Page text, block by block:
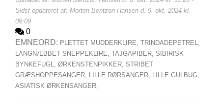
Sidst opdateret af: Morten Bentzon Hansen d. 9. okt. 2024 kl.
09:09
0
EMNEORD: PLETTET MUDDERKLIRE, TRINDADEPETREL,
LANGNÆBBET SNEPPEKLIRE, TAJGAPIBER, SIBIRISK
BYNKEFUGL, ØRKENSTENPIKKER, STRIBET
GRÆSHOPPESANGER, LILLE RØRSANGER, LILLE GULBUG,
ASIATISK ØRKENSANGER,